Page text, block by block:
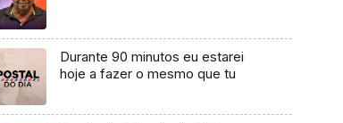
Durante 90 minutos eu estarei
hoje a fazer o mesmo que tu